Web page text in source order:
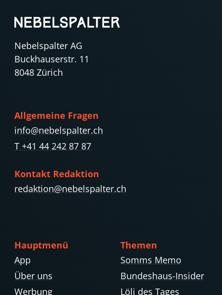
Nebelspalter AG
Buckhauserstr. 11
8048 Zürich
Allgemeine Fragen
info@nebelspalter.ch
T +41 44 242 87 87
Kontakt Redaktion
redaktion@nebelspalter.ch
Hauptmenü
App
Über uns
Werbung
Themen
Somms Memo
Bundeshaus-Insider
Löli des Tages